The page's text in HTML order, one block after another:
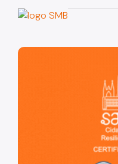
São Paulo, cidade